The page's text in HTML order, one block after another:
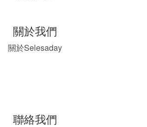
關於我們
關於Selesaday
聯絡我們